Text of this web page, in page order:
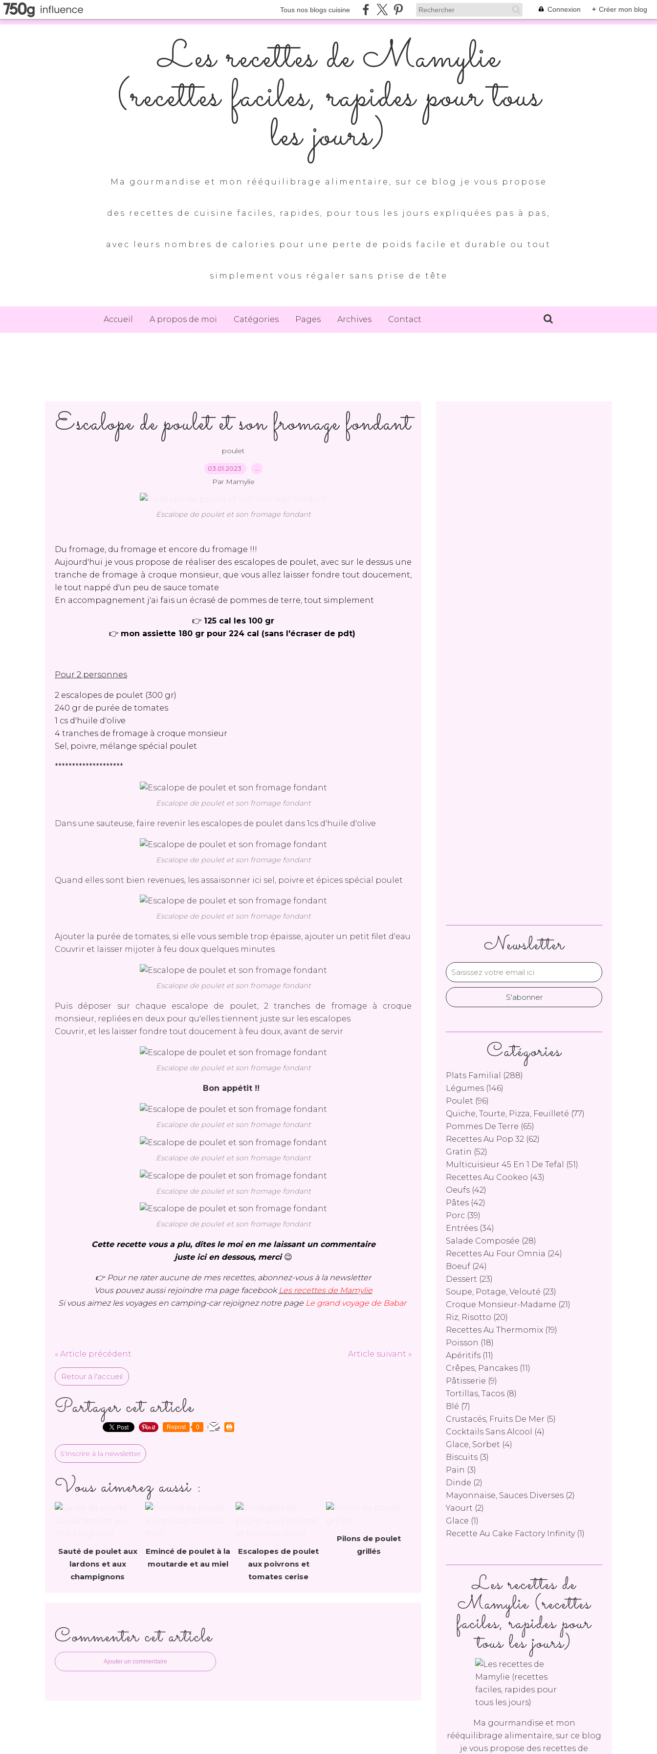
Tous nos blogs cuisine Connexion + Créer mon blog
Les recettes de Mamylie
(recettes faciles, rapides pour tous
les jours)
Ma gourmandise et mon rééquilibrage alimentaire, sur ce blog je vous propose
des recettes de cuisine faciles, rapides, pour tous les jours expliquées pas à pas,
avec leurs nombres de calories pour une perte de poids facile et durable ou tout
simplement vous régaler sans prise de tête
Accueil A propos de moi Catégories Pages Archives Contact
Escalope de poulet et son fromage fondant
poulet
03.01.2023 …
Par Mamylie
Escalope de poulet et son fromage fondant
Du fromage, du fromage et encore du fromage !!!
Aujourd'hui je vous propose de réaliser des escalopes de poulet, avec sur le dessus une
tranche de fromage à croque monsieur, que vous allez laisser fondre tout doucement,
le tout nappé d'un peu de sauce tomate
En accompagnement j'ai fais un écrasé de pommes de terre, tout simplement
👉 125 cal les 100 gr
👉 mon assiette 180 gr pour 224 cal (sans l'écraser de pdt)
Pour 2 personnes
2 escalopes de poulet (300 gr)
240 gr de purée de tomates
1 cs d'huile d'olive
4 tranches de fromage à croque monsieur
Sel, poivre, mélange spécial poulet
********************
Escalope de poulet et son fromage fondant
Dans une sauteuse, faire revenir les escalopes de poulet dans 1cs d'huile d'olive
Escalope de poulet et son fromage fondant
Quand elles sont bien revenues, les assaisonner ici sel, poivre et épices spécial poulet
Escalope de poulet et son fromage fondant
Ajouter la purée de tomates, si elle vous semble trop épaisse, ajouter un petit filet d'eau
Couvrir et laisser mijoter à feu doux quelques minutes
Escalope de poulet et son fromage fondant
Puis déposer sur chaque escalope de poulet, 2 tranches de fromage à croque
monsieur, repliées en deux pour qu'elles tiennent juste sur les escalopes
Couvrir, et les laisser fondre tout doucement à feu doux, avant de servir
Escalope de poulet et son fromage fondant
Bon appétit !!
Escalope de poulet et son fromage fondant
Escalope de poulet et son fromage fondant
Escalope de poulet et son fromage fondant
Escalope de poulet et son fromage fondant
Cette recette vous a plu, dîtes le moi en me laissant un commentaire
juste ici en dessous, merci 😉
👉 Pour ne rater aucune de mes recettes, abonnez-vous à la newsletter
Vous pouvez aussi rejoindre ma page facebook Les recettes de Mamylie
Si vous aimez les voyages en camping-car rejoignez notre page Le grand voyage de Babar
« Article précédent Article suivant »
Retour à l'accueil
Partager cet article
Repost 0
S'inscrire à la newsletter
Vous aimerez aussi :
Sauté de poulet aux
lardons et aux
champignons
Emincé de poulet à la
moutarde et au miel
Escalopes de poulet
aux poivrons et
tomates cerise
Pilons de poulet
grillés
Commenter cet article
Ajouter un commentaire
Newsletter
Catégories
Plats Familial
(288)
Légumes (146)
Poulet (96)
Quiche, Tourte, Pizza, Feuilleté (77)
Pommes De Terre (65)
Recettes Au Pop 32 (62)
Gratin (52)
Multicuisieur 45 En 1 De Tefal
(51)
Recettes Au Cookeo (43)
Oeufs (42)
Pâtes (42)
Porc (39)
Entrées (34)
Salade Composée (28)
Recettes Au Four Omnia (24)
Boeuf (24)
Dessert (23)
Soupe, Potage, Velouté (23)
Croque Monsieur-Madame (21)
Riz, Risotto (20)
Recettes Au Thermomix (19)
Poisson (18)
Apéritifs (11)
Crêpes, Pancakes (11)
Pâtisserie (9)
Tortillas, Tacos (8)
Blé (7)
Crustacés, Fruits De Mer (5)
Cocktails Sans Alcool
(4)
Glace, Sorbet (4)
Biscuits (3)
Pain (3)
Dinde (2)
Mayonnaise, Sauces Diverses (2)
Yaourt (2)
Glace (1)
Recette Au Cake Factory Infinity(1)
Les recettes de
Mamylie (recettes
faciles, rapides pour
tous les jours)
Ma gourmandise et mon
rééquilibrage alimentaire, sur ce blog
je vous propose des recettes de